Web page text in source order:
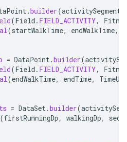
.builder(
(Field . FIELD_ACTIVITY,
(startWalkTime, endWalkTime,
= DataPoint.builder(
(Field . FIELD_ACTIVITY,
(endWalkTime, endTime,
= DataSet.builder(
(firstRunningDp, walkingDp,